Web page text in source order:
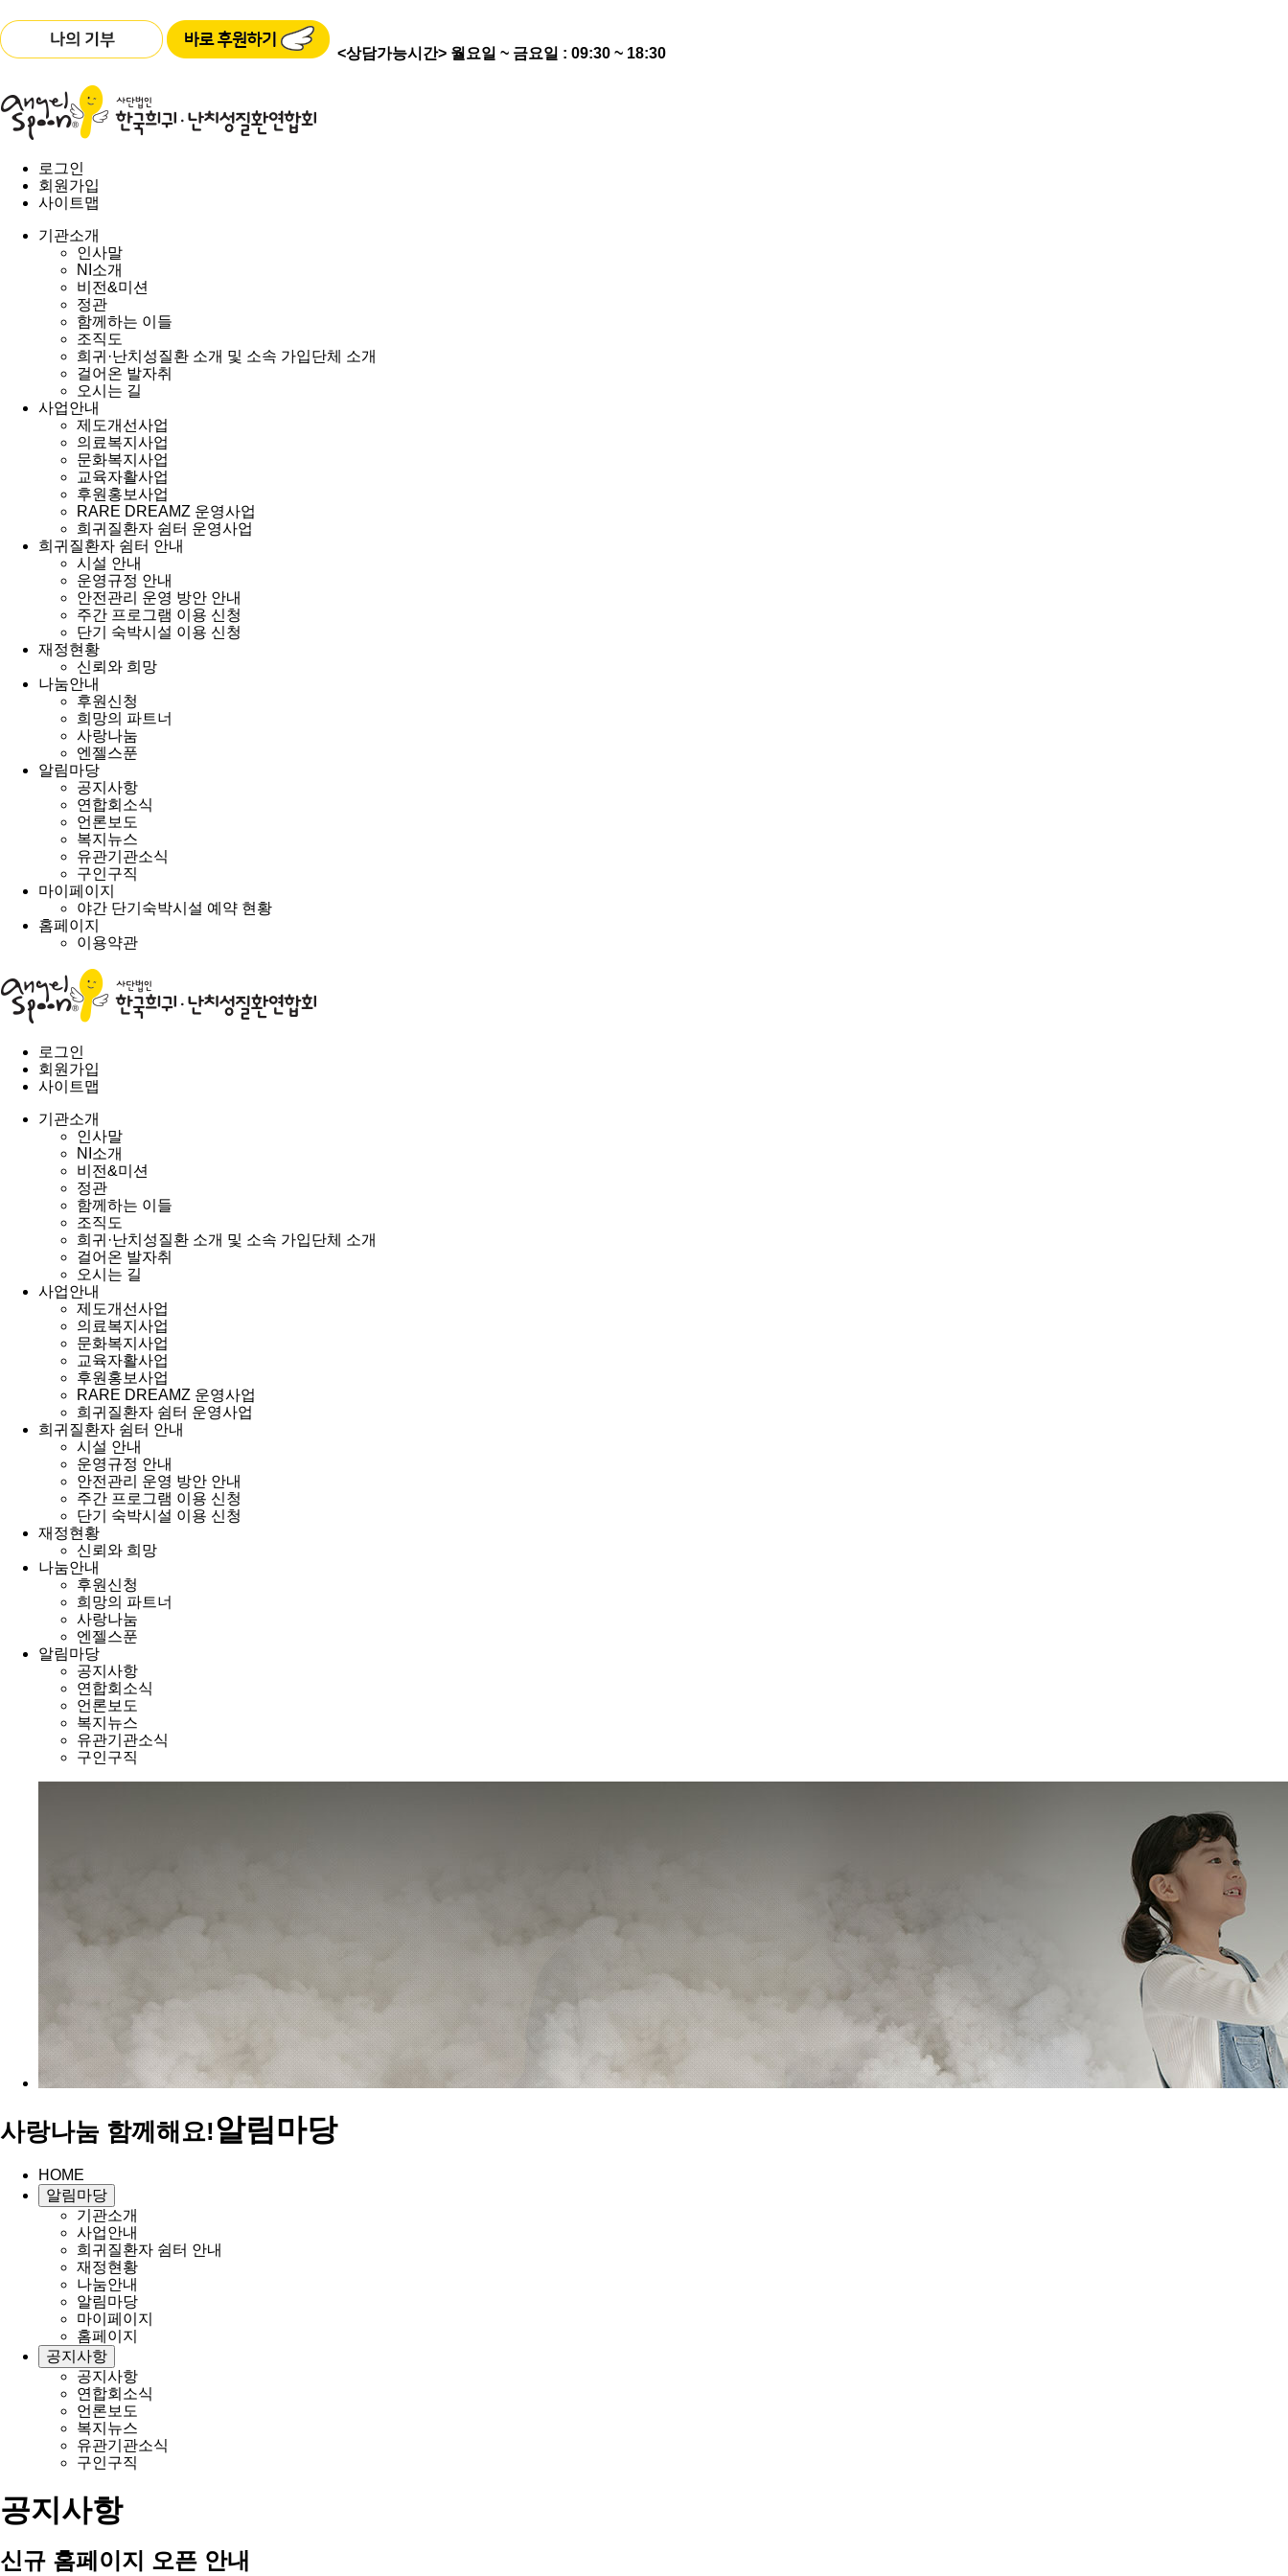
<상담가능시간> 월요일 ~ 금요일 : 09:30 ~ 18:30
로그인
회원가입
사이트맵
기관소개
인사말
NI소개
비전&미션
정관
함께하는 이들
조직도
희귀·난치성질환 소개 및 소속 가입단체 소개
걸어온 발자취
오시는 길
사업안내
제도개선사업
의료복지사업
문화복지사업
교육자활사업
후원홍보사업
RARE DREAMZ 운영사업
희귀질환자 쉼터 운영사업
희귀질환자 쉼터 안내
시설 안내
운영규정 안내
안전관리 운영 방안 안내
주간 프로그램 이용 신청
단기 숙박시설 이용 신청
재정현황
신뢰와 희망
나눔안내
후원신청
희망의 파트너
사랑나눔
엔젤스푼
알림마당
공지사항
연합회소식
언론보도
복지뉴스
유관기관소식
구인구직
마이페이지
야간 단기숙박시설 예약 현황
홈페이지
이용약관
로그인
회원가입
사이트맵
기관소개
인사말
NI소개
비전&미션
정관
함께하는 이들
조직도
희귀·난치성질환 소개 및 소속 가입단체 소개
걸어온 발자취
오시는 길
사업안내
제도개선사업
의료복지사업
문화복지사업
교육자활사업
후원홍보사업
RARE DREAMZ 운영사업
희귀질환자 쉼터 운영사업
희귀질환자 쉼터 안내
시설 안내
운영규정 안내
안전관리 운영 방안 안내
주간 프로그램 이용 신청
단기 숙박시설 이용 신청
재정현황
신뢰와 희망
나눔안내
후원신청
희망의 파트너
사랑나눔
엔젤스푼
알림마당
공지사항
연합회소식
언론보도
복지뉴스
유관기관소식
구인구직
사랑나눔 함께해요!알림마당
HOME
알림마당
기관소개
사업안내
희귀질환자 쉼터 안내
재정현황
나눔안내
알림마당
마이페이지
홈페이지
공지사항
공지사항
연합회소식
언론보도
복지뉴스
유관기관소식
구인구직
공지사항
신규 홈페이지 오픈 안내